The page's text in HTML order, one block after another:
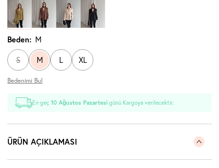
Beden: M
S M L XL
Bedenimi Bul
En geç10 Ağustos Pazartesi günü Kargoya verilecektir.
ÜRÜN AÇIKLAMASI